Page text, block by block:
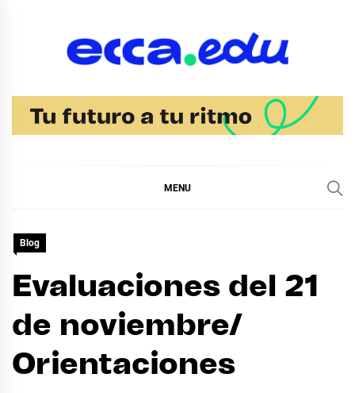
Ecca
MENU
Blog
Evaluaciones del 21
de noviembre/
Orientaciones